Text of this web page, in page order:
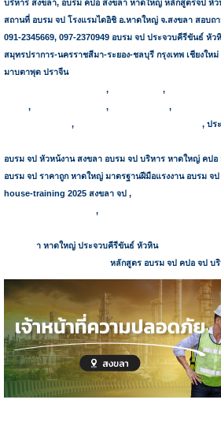
บริหาร สงขลา, อบรม คปอ สงขลา หาดใหญ่ หลักสูตรจป หัว
สถานที่ อบรม จป โรงแรมไดอิชิ อ.หาดใหญ่ จ.สงขลา สอบถ
091-2345669, 097-2370949 อบรม จป ประจวบคีรีขันธ์ หัว
สมุทรปราการ-นครราชสีมา-ระยอง-ชลบุรี กรุงเทพ เชียงใหม่
มาบตาพุด ปราจีน
, ,
, , ,
, , ปร
อบรม จป หัวหน้งาน สงขลา อบรม จป บริหาร หาดใหญ่ คป
อบรม จป ราคาถูก หาดใหญ่ มาตรฐานฝีมือแรงงาน อบรม จ
house-training 2025 สงขลา จป ,
,
า หาดใหญ่ ประจวบคีรีขันธ์ หัวหิน
หลักสูตร อบรม จป คปอ จป บ